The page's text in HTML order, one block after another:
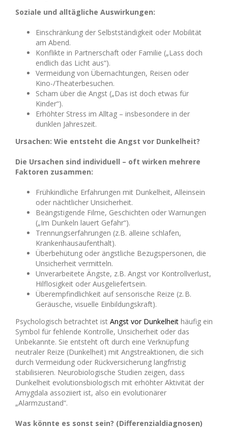
Soziale und alltägliche Auswirkungen:
Einschränkung der Selbstständigkeit oder Mobilität
am Abend.
Konflikte in Partnerschaft oder Familie („Lass doch
endlich das Licht aus“).
Vermeidung von Übernachtungen, Reisen oder
Kino-/Theaterbesuchen.
Scham über die Angst („Das ist doch etwas für
Kinder“).
Erhöhter Stress im Alltag – insbesondere in der
dunklen Jahreszeit.
Ursachen: Wie entsteht die Angst vor Dunkelheit?
Die Ursachen sind individuell – oft wirken mehrere
Faktoren zusammen:
Frühkindliche Erfahrungen mit Dunkelheit, Alleinsein
oder nächtlicher Unsicherheit.
Beängstigende Filme, Geschichten oder Warnungen
(„Im Dunkeln lauert Gefahr“).
Trennungserfahrungen (z.B. alleine schlafen,
Krankenhausaufenthalt).
Überbehütung oder ängstliche Bezugspersonen, die
Unsicherheit vermitteln.
Unverarbeitete Ängste, z.B. Angst vor Kontrollverlust,
Hilflosigkeit oder Ausgeliefertsein.
Überempfindlichkeit auf sensorische Reize (z. B.
Geräusche, visuelle Einbildungskraft).
Psychologisch betrachtet ist Angst vor Dunkelheit häufig ein
Symbol für fehlende Kontrolle, Unsicherheit oder das
Unbekannte. Sie entsteht oft durch eine Verknüpfung
neutraler Reize (Dunkelheit) mit Angstreaktionen, die sich
durch Vermeidung oder Rückversicherung langfristig
stabilisieren. Neurobiologische Studien zeigen, dass
Dunkelheit evolutionsbiologisch mit erhöhter Aktivität der
Amygdala assoziiert ist, also ein evolutionärer
„Alarmzustand“.
Was könnte es sonst sein? (Differenzialdiagnosen)